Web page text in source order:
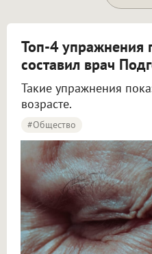
Топ-4 упражнения
составил врач
Такие упражнения
возрасте.
#Общество